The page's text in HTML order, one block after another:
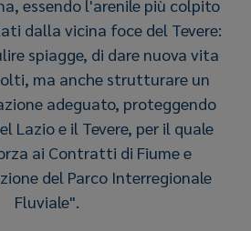
essendo l'arenile più colpito
dalla vicina foce del Tevere:
spiagge, di dare nuova vita
ma anche strutturare un
adeguato, proteggendo
Lazio e il Tevere, per il quale
ai Contratti di Fiume e
del Parco Interregionale
Fluviale".